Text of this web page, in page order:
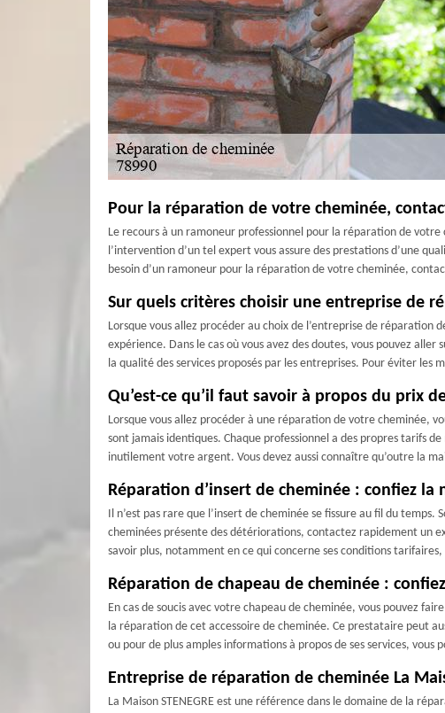
Pour la réparation de votre cheminée,
Le recours à un ramoneur professionnel pour la réparation de
l’intervention d’un tel expert vous assure des prestations d’une
besoin d’un ramoneur pour la réparation de votre cheminée,
Sur quels critères choisir une entreprise de
Lorsque vous allez procéder au choix de l’entreprise de réparation
expérience. Dans le cas où vous avez des doutes, vous pouvez
la qualité des services proposés par les entreprises. Pour éviter les
Qu’est-ce qu’il faut savoir à propos du prix
Lorsque vous allez procéder à une réparation de votre cheminée,
sont jamais identiques. Chaque professionnel a des propres tarifs
inutilement votre argent. Vous devez aussi connaître qu’outre la
Réparation d’insert de cheminée : confiez la
Il n’est pas rare que l’insert de cheminée se fissure au fil du
cheminées présente des détériorations, contactez rapidement un
savoir plus, notamment en ce qui concerne ses conditions
Réparation de chapeau de cheminée : confiez
En cas de soucis avec votre chapeau de cheminée, vous pouvez
la réparation de cet accessoire de cheminée. Ce prestataire peut
ou pour de plus amples informations à propos de ses services,
Entreprise de réparation de cheminée La
La Maison STENEGRE est une référence dans le domaine de la